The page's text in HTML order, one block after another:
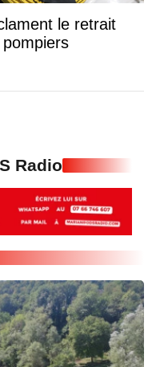
le retrait
Radio